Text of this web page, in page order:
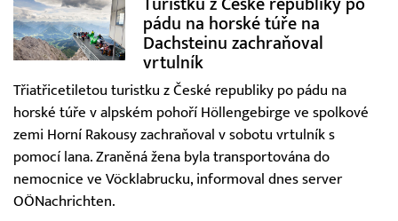
Turistku z České republiky po
pádu na horské túře na
Dachsteinu zachraňoval
vrtulník
Třiatřicetiletou turistku z České republiky po pádu na
horské túře v alpském pohoří Höllengebirge ve spolkové
zemi Horní Rakousy zachraňoval v sobotu vrtulník s
pomocí lana. Zraněná žena byla transportována do
nemocnice ve Vöcklabrucku, informoval dnes server
OÖNachrichten.